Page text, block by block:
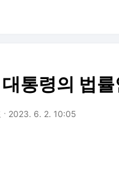
통령의 법
2023. 6. 2. 10:05